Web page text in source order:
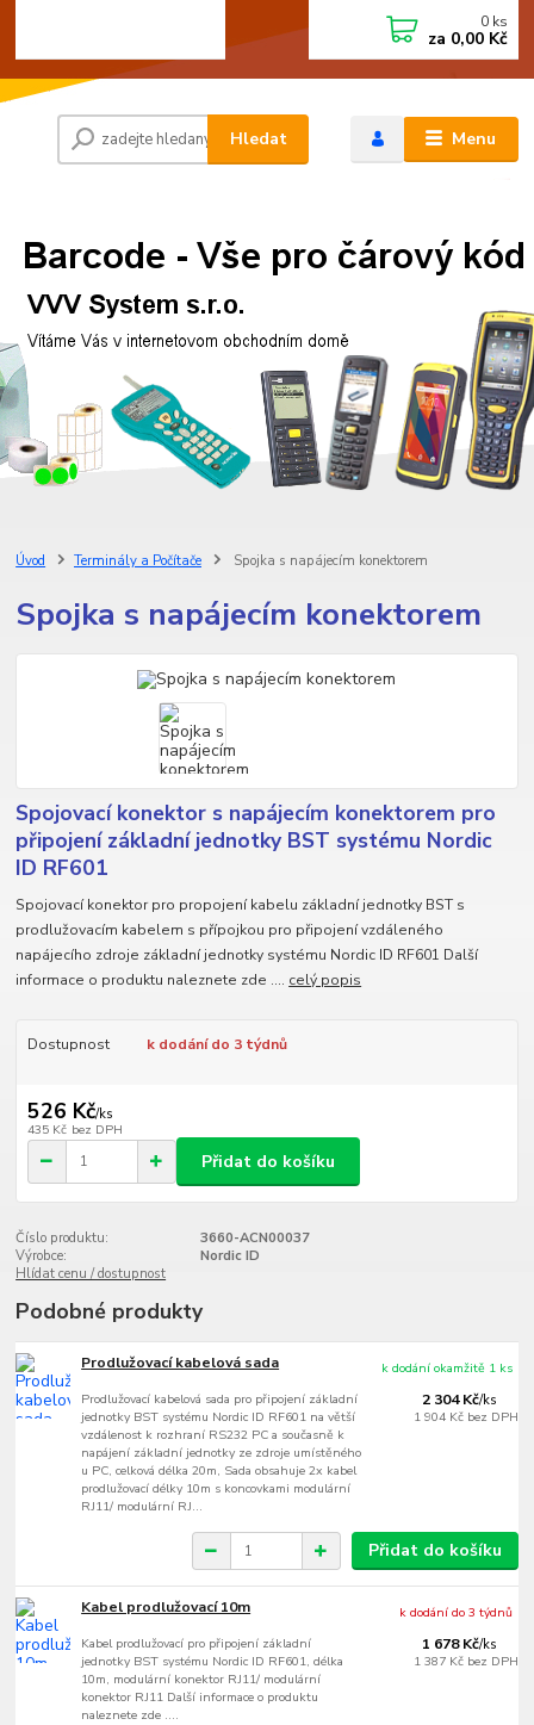
Menu
Hledat
0 ks
za 0,00 Kč
Úvod Terminály a Počítače Spojka s napájecím konektorem
Spojka s napájecím konektorem
Spojovací konektor s napájecím konektorem pro
připojení základní jednotky BST systému Nordic
ID RF601
Spojovací konektor pro propojení kabelu základní jednotky BST s
prodlužovacím kabelem s přípojkou pro připojení vzdáleného
napájecího zdroje základní jednotky systému Nordic ID RF601 Další
informace o produktu naleznete zde .... celý popis
Dostupnost k dodání do 3 týdnů
526 Kč/ks
435 Kč bez DPH
Přidat do košíku
Číslo produktu:
3660-ACN00037
Výrobce:
Nordic ID
Hlídat cenu / dostupnost
Podobné produkty
Prodlužovací kabelová sada
Prodlužovací kabelová sada pro připojení základní
jednotky BST systému Nordic ID RF601 na větší
vzdálenost k rozhraní RS232 PC a současně k
napájení základní jednotky ze zdroje umístěného
u PC, celková délka 20m, Sada obsahuje 2x kabel
prodlužovací délky 10m s koncovkami modulární
RJ11/ modulární RJ...
2 304 Kč/ks
1 904 Kč bez DPH
k dodání okamžitě 1 ks
Přidat do košíku
Kabel prodlužovací 10m
Kabel prodlužovací pro připojení základní
jednotky BST systému Nordic ID RF601, délka
10m, modulární konektor RJ11/ modulární
konektor RJ11 Další informace o produktu
naleznete zde ....
1 678 Kč/ks
1 387 Kč bez DPH
k dodání do 3 týdnů